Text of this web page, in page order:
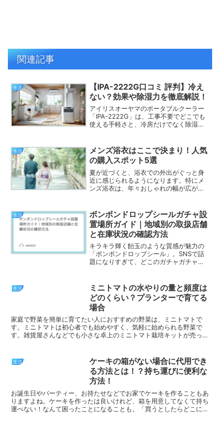
関連記事
生活
【IPA-2222G口コミ 評判】冷え
ない？効果や除湿力を徹底解説！
アイリスオーヤマのポータブルクーラー
「IPA-2222G」は、工事不要でどこでも
使える手軽さと、冷房だけでなく除湿や
にとって、とても心強い味方となりま
す。良い口コミでは...
生活
メンズ浴衣はここで決まり！人気
の購入スポット5選
夏が近づくと、浴衣での外出がぐっと身
近に感じられるようになります。特にメ
ンズ浴衣は、年々おしゃれの幅が広がっ
浴衣を購入しようと考えている方も、既
に持っているけれど新しい...
生活
ボンボンドロップシールガチャ設
置場所ガイド｜地域別の取扱店舗
と在庫状況の確認方法
キラキラ輝く飴玉のような質感が魅力の
「ボンボンドロップシール」。SNSで話
題になりすぎて、どこのガチャガチャを
は、全国の主要な設置場所から在庫をリ
アルタイムで確認する裏...
生活
ミニトマトの水やりの量と頻度は
どのくらい？プランターで育てる
場合
家庭で野菜を簡単に育てたい人におすすめの野菜は、ミニトマトで
す。ミニトマトは初心者でも始めやすく、気軽に始められる野菜で
す。雑貨屋さんなどでも小さな卓上のミニトマト栽培キットが売って
生活
ケーキの箱がない場合に代用でき
る方法とは！？持ち運びに便利な
方法！
お誕生日やパーティー、お持たせなどでお家でケーキを作ることもあ
りますよね。ケーキを作ったは良いけれど、箱を用意してなくて持ち
運べない！なんて困ったことになることも。「買うとしたらどこに売